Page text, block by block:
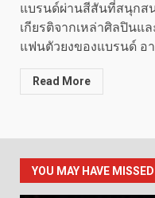
แบรนด์ผ่านสีสันที่สนุกส
เกียรติจากเหล่าศิลปินแ
แฟนตัวยงของแบรนด์ อ
Read More
YOU MAY HAVE MISSED